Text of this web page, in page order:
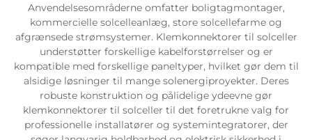
Anvendelsesområderne omfatter boligtagmontager,
kommercielle solcelleanlæg, store solcellefarme og
afgrænsede strømsystemer. Klemkonnektorer til solceller
understøtter forskellige kabelforstørrelser og er
kompatible med forskellige paneltyper, hvilket gør dem til
alsidige løsninger til mange solenergiproyekter. Deres
robuste konstruktion og pålidelige ydeevne gør
klemkonnektorer til solceller til det foretrukne valg for
professionelle installatører og systemintegratorer, der